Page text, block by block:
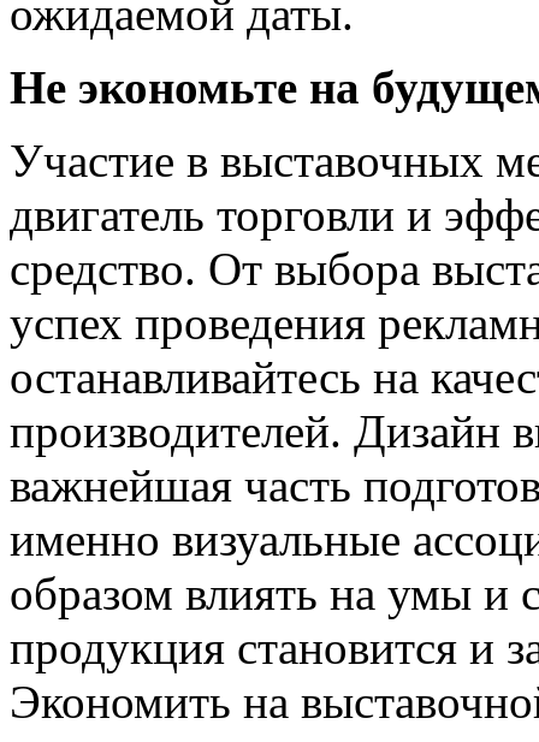
ожидаемой даты.
Не экономьте на
Участие в выставочных
двигатель торговли и
средство. От выбора
успех проведения
останавливайтесь на
производителей. Дизайн
важнейшая часть
именно визуальные
образом влиять на умы и
продукция становится и
Экономить на